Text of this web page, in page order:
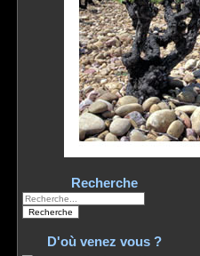
Recherche
D'où venez vous ?